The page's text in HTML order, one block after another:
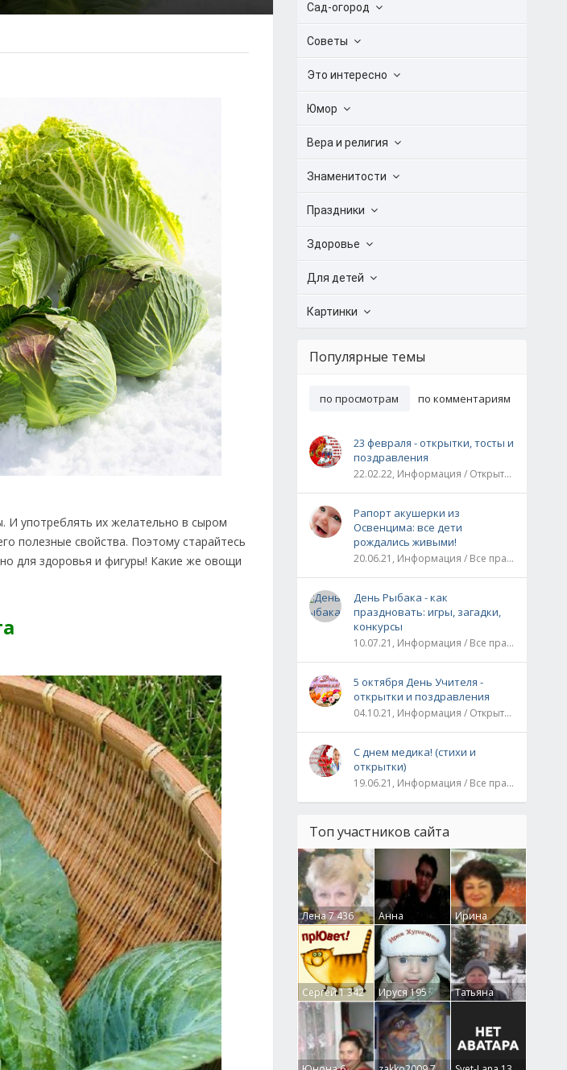
И употреблять их желательно в сыром
полезные свойства. Поэтому старайтесь
для здоровья и фигуры! Какие же овощи
Сад-огород
Советы
Это интересно
Юмор
Вера и религия
Знаменитости
Праздники
Здоровье
Для детей
Картинки
Популярные темы
по просмотрам по комментариям
23 февраля - открытки, тосты и
поздравления
22.02.22, Информация / Открытки / Все праздники
Рапорт акушерки из
Освенцима: все дети
рождались живыми!
20.06.21, Информация / Все праздники / Рассказы и истории
День Рыбака - как
праздновать: игры, загадки,
конкурсы
10.07.21, Информация / Все праздники
5 октября День Учителя -
открытки и поздравления
04.10.21, Информация / Открытки / Все праздники
С днем медика! (стихи и
открытки)
19.06.21, Информация / Все праздники
Топ участников сайта
Лена7 436
Анна
Гумлевая0
Ирина
Бруцкая41
Сергей1 342 Ируся195
Татьяна
Крючкова0